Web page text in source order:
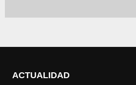
ACTUALIDAD